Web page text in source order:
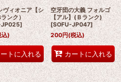
ヴィオニア【シ
ンク）
JP025]
込)
トに入れる
空牙団の大義 フォルゴ
【アル】(Ｂランク)
[SOFU-JP047]
200円(税込)
カートに入れる